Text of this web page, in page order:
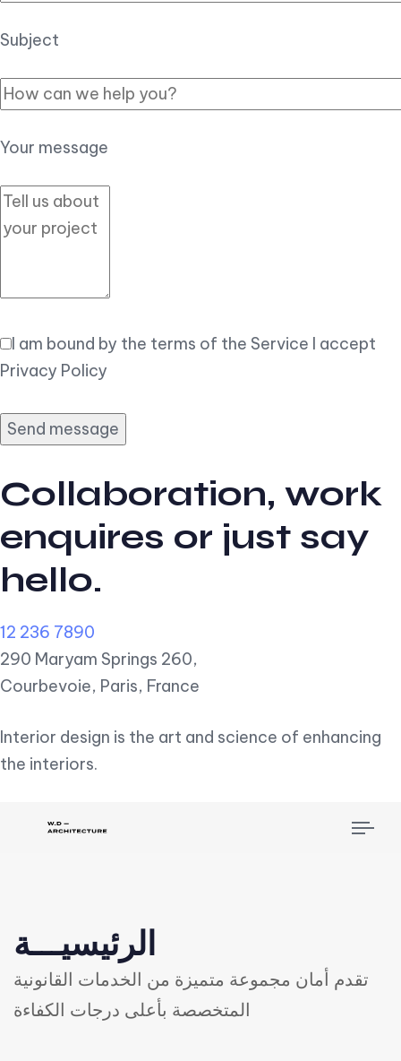
Subject
Your message
I am bound by the terms of the Service I accept
Privacy Policy
Collaboration, work
enquires or just say
hello.
12 236 7890
290 Maryam Springs 260,
Courbevoie, Paris, France
Interior design is the art and science of enhancing
the interiors.
الرئيسيـــة
تقدم أمان مجموعة متميزة من الخدمات القانونية
المتخصصة بأعلى درجات الكفاءة